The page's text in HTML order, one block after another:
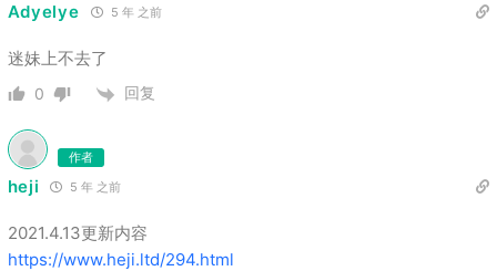
Adyelye 5 年 之前
迷妹上不去了
0 回复
作者
heji 5 年 之前
2021.4.13更新内容
https://www.heji.ltd/294.html